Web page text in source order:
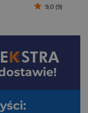
9,0 (9)